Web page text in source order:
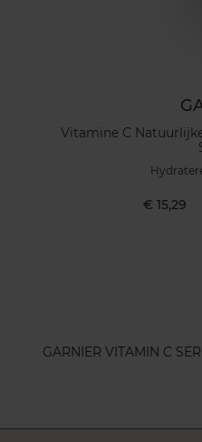
Vitamine C
€ 15,29
GARNIER VITAMIN C